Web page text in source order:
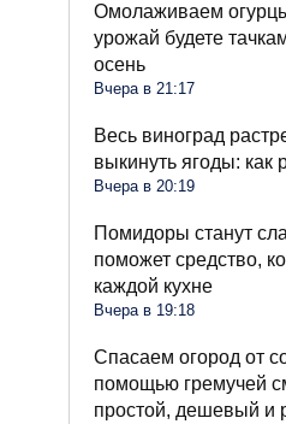
Омолаживаем
урожай будете
осень
Вчера в 21:17
Весь виноград
выкинуть ягоды: как
Вчера в 20:19
Помидоры станут
поможет средство,
каждой кухне
Вчера в 19:18
Спасаем огород от
помощью гремучей
простой, дешевый и